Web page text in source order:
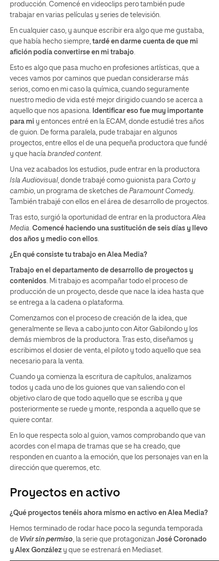
producción. Comencé en videoclips pero también pude
trabajar en varias películas y series de televisión.
En cualquier caso, y aunque escribir era algo que me gustaba,
que había hecho siempre, tardé en darme cuenta de que mi
afición podía convertirse en mi trabajo.
Esto es algo que pasa mucho en profesiones artísticas, que a
veces vamos por caminos que puedan considerarse más
serios, como en mi caso la química, cuando seguramente
nuestro medio de vida esté mejor dirigido cuando se acerca a
aquello que nos apasiona. Identificar eso fue muy importante
para mi y entonces entré en la ECAM, donde estudié tres años
de guion. De forma paralela, pude trabajar en algunos
proyectos, entre ellos el de una pequeña productora que fundé
y que hacía branded content.
Una vez acabados los estudios, pude entrar en la productora
Isla Audiovisual, donde trabajé como guionista para Corto y
cambio, un programa de sketches de Paramount Comedy.
También trabajé con ellos en el área de desarrollo de proyectos.
Tras esto, surgió la oportunidad de entrar en la productoraAlea
Media. Comencé haciendo una sustitución de seis días y llevo
dos años y medio con ellos.
¿En qué consiste tu trabajo en Alea Media?
Trabajo en el departamento de desarrollo de proyectos y
contenidos. Mi trabajo es acompañar todo el proceso de
producción de un proyecto, desde que nace la idea hasta que
se entrega a la cadena o plataforma.
Comenzamos con el proceso de creación de la idea, que
generalmente se lleva a cabo junto con Aitor Gabilondo y los
demás miembros de la productora. Tras esto, diseñamos y
escribimos el dosier de venta, el piloto y todo aquello que sea
necesario para la venta.
Cuando ya comienza la escritura de capítulos, analizamos
todos y cada uno de los guiones que van saliendo con el
objetivo claro de que todo aquello que se escriba y que
posteriormente se ruede y monte, responda a aquello que se
quiere contar.
En lo que respecta solo al guion, vamos comprobando que van
acordes con el mapa de tramas que se ha creado, que
responden en cuanto a la emoción, que los personajes van en la
dirección que queremos, etc.
Proyectos en activo
¿Qué proyectos tenéis ahora mismo en activo en Alea Media?
Hemos terminado de rodar hace poco la segunda temporada
de Vivir sin permiso, la serie que protagonizan José Coronado
y Alex González y que se estrenará en Mediaset.